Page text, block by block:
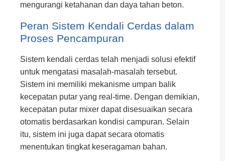
mengurangi ketahanan dan daya tahan beton.
Peran Sistem Kendali Cerdas dalam
Proses Pencampuran
Sistem kendali cerdas telah menjadi solusi efektif
untuk mengatasi masalah-masalah tersebut.
Sistem ini memiliki mekanisme umpan balik
kecepatan putar yang real-time. Dengan demikian,
kecepatan putar mixer dapat disesuaikan secara
otomatis berdasarkan kondisi campuran. Selain
itu, sistem ini juga dapat secara otomatis
menentukan tingkat keseragaman bahan.